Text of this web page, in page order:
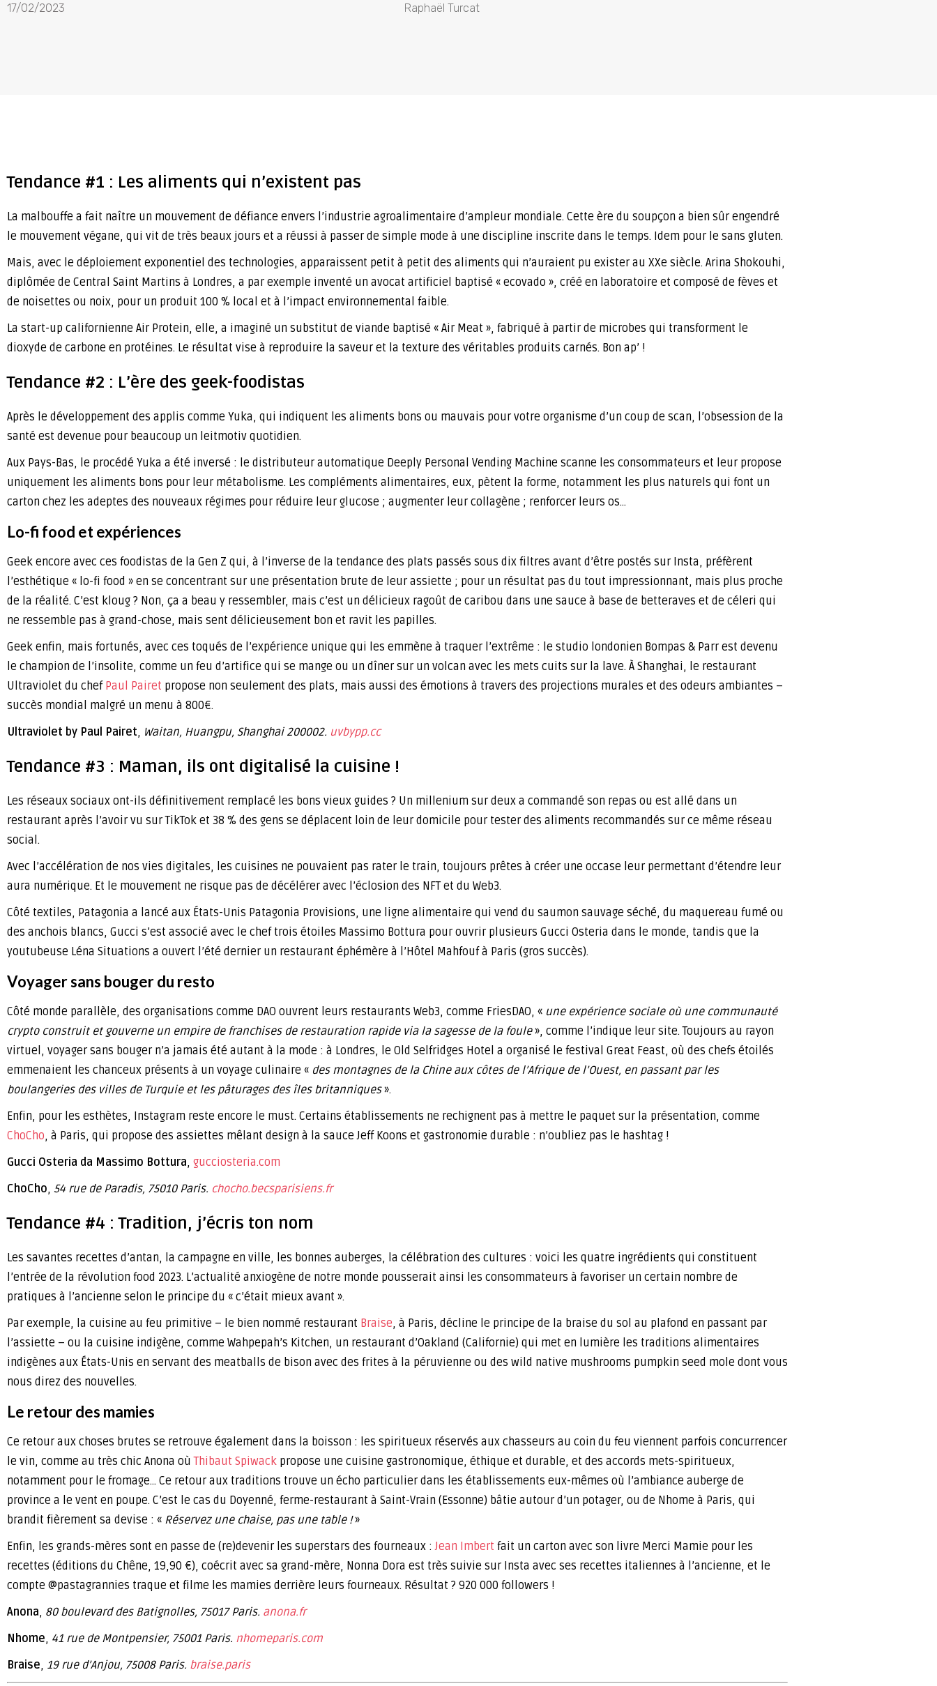
17/02/2023 Raphaël Turcat
Tendance #1 : Les aliments qui n’existent pas
La malbouffe a fait naître un mouvement de défiance envers l’industrie agroalimentaire d’ampleur mondiale. Cette ère du soupçon a bien sûr engendré
le mouvement végane, qui vit de très beaux jours et a réussi à passer de simple mode à une discipline inscrite dans le temps. Idem pour le sans gluten.
Mais, avec le déploiement exponentiel des technologies, apparaissent petit à petit des aliments qui n’auraient pu exister au XXe siècle. Arina Shokouhi,
diplômée de Central Saint Martins à Londres, a par exemple inventé un avocat artificiel baptisé « ecovado », créé en laboratoire et composé de fèves et
de noisettes ou noix, pour un produit 100 % local et à l’impact environnemental faible.
La start-up californienne Air Protein, elle, a imaginé un substitut de viande baptisé « Air Meat », fabriqué à partir de microbes qui transforment le
dioxyde de carbone en protéines. Le résultat vise à reproduire la saveur et la texture des véritables produits carnés. Bon ap’ !
Tendance #2 : L’ère des geek-foodistas
Après le développement des applis comme Yuka, qui indiquent les aliments bons ou mauvais pour votre organisme d’un coup de scan, l’obsession de la
santé est devenue pour beaucoup un leitmotiv quotidien.
Aux Pays-Bas, le procédé Yuka a été inversé : le distributeur automatique Deeply Personal Vending Machine scanne les consommateurs et leur propose
uniquement les aliments bons pour leur métabolisme. Les compléments alimentaires, eux, pètent la forme, notamment les plus naturels qui font un
carton chez les adeptes des nouveaux régimes pour réduire leur glucose ; augmenter leur collagène ; renforcer leurs os…
Lo-fi food et expériences
Geek encore avec ces foodistas de la Gen Z qui, à l’inverse de la tendance des plats passés sous dix filtres avant d’être postés sur Insta, préfèrent
l’esthétique « lo-fi food » en se concentrant sur une présentation brute de leur assiette ; pour un résultat pas du tout impressionnant, mais plus proche
de la réalité. C’est kloug ? Non, ça a beau y ressembler, mais c’est un délicieux ragoût de caribou dans une sauce à base de betteraves et de céleri qui
ne ressemble pas à grand-chose, mais sent délicieusement bon et ravit les papilles.
Geek enfin, mais fortunés, avec ces toqués de l’expérience unique qui les emmène à traquer l’extrême : le studio londonien Bompas & Parr est devenu
le champion de l’insolite, comme un feu d’artifice qui se mange ou un dîner sur un volcan avec les mets cuits sur la lave. À Shanghai, le restaurant
Ultraviolet du chef Paul Pairet propose non seulement des plats, mais aussi des émotions à travers des projections murales et des odeurs ambiantes –
succès mondial malgré un menu à 800€.
Ultraviolet by Paul Pairet, Waitan, Huangpu, Shanghai 200002. uvbypp.cc
Tendance #3 : Maman, ils ont digitalisé la cuisine !
Les réseaux sociaux ont-ils définitivement remplacé les bons vieux guides ? Un millenium sur deux a commandé son repas ou est allé dans un
restaurant après l’avoir vu sur TikTok et 38 % des gens se déplacent loin de leur domicile pour tester des aliments recommandés sur ce même réseau
social.
Avec l’accélération de nos vies digitales, les cuisines ne pouvaient pas rater le train, toujours prêtes à créer une occase leur permettant d’étendre leur
aura numérique. Et le mouvement ne risque pas de décélérer avec l’éclosion des NFT et du Web3.
Côté textiles, Patagonia a lancé aux États-Unis Patagonia Provisions, une ligne alimentaire qui vend du saumon sauvage séché, du maquereau fumé ou
des anchois blancs, Gucci s’est associé avec le chef trois étoiles Massimo Bottura pour ouvrir plusieurs Gucci Osteria dans le monde, tandis que la
youtubeuse Léna Situations a ouvert l’été dernier un restaurant éphémère à l’Hôtel Mahfouf à Paris (gros succès).
Voyager sans bouger du resto
Côté monde parallèle, des organisations comme DAO ouvrent leurs restaurants Web3, comme FriesDAO, « une expérience sociale où une communauté
crypto construit et gouverne un empire de franchises de restauration rapide via la sagesse de la foule», comme l’indique leur site. Toujours au rayon
virtuel, voyager sans bouger n’a jamais été autant à la mode : à Londres, le Old Selfridges Hotel a organisé le festival Great Feast, où des chefs étoilés
emmenaient les chanceux présents à un voyage culinaire « des montagnes de la Chine aux côtes de l’Afrique de l’Ouest, en passant par les
boulangeries des villes de Turquie et les pâturages des îles britanniques».
Enfin, pour les esthètes, Instagram reste encore le must. Certains établissements ne rechignent pas à mettre le paquet sur la présentation, comme
ChoCho, à Paris, qui propose des assiettes mêlant design à la sauce Jeff Koons et gastronomie durable : n’oubliez pas le hashtag !
Gucci Osteria da Massimo Bottura, gucciosteria.com
ChoCho, 54 rue de Paradis, 75010 Paris. chocho.becsparisiens.fr
Tendance #4 : Tradition, j’écris ton nom
Les savantes recettes d’antan, la campagne en ville, les bonnes auberges, la célébration des cultures : voici les quatre ingrédients qui constituent
l’entrée de la révolution food 2023. L’actualité anxiogène de notre monde pousserait ainsi les consommateurs à favoriser un certain nombre de
pratiques à l’ancienne selon le principe du « c’était mieux avant ».
Par exemple, la cuisine au feu primitive – le bien nommé restaurant Braise, à Paris, décline le principe de la braise du sol au plafond en passant par
l’assiette – ou la cuisine indigène, comme Wahpepah’s Kitchen, un restaurant d’Oakland (Californie) qui met en lumière les traditions alimentaires
indigènes aux États-Unis en servant des meatballs de bison avec des frites à la péruvienne ou des wild native mushrooms pumpkin seed mole dont vous
nous direz des nouvelles.
Le retour des mamies
Ce retour aux choses brutes se retrouve également dans la boisson : les spiritueux réservés aux chasseurs au coin du feu viennent parfois concurrencer
le vin, comme au très chic Anona oùThibaut Spiwack propose une cuisine gastronomique, éthique et durable, et des accords mets-spiritueux,
notamment pour le fromage… Ce retour aux traditions trouve un écho particulier dans les établissements eux-mêmes où l’ambiance auberge de
province a le vent en poupe. C’est le cas du Doyenné, ferme-restaurant à Saint-Vrain (Essonne) bâtie autour d’un potager, ou de Nhome à Paris, qui
brandit fièrement sa devise : « Réservez une chaise, pas une table !»
Enfin, les grands-mères sont en passe de (re)devenir les superstars des fourneaux :Jean Imbert fait un carton avec son livre Merci Mamie pour les
recettes (éditions du Chêne, 19,90 €), coécrit avec sa grand-mère, Nonna Dora est très suivie sur Insta avec ses recettes italiennes à l’ancienne, et le
compte @pastagrannies traque et filme les mamies derrière leurs fourneaux. Résultat ? 920 000 followers !
Anona, 80 boulevard des Batignolles, 75017 Paris. anona.fr
Nhome, 41 rue de Montpensier, 75001 Paris. nhomeparis.com
Braise, 19 rue d’Anjou, 75008 Paris. braise.paris